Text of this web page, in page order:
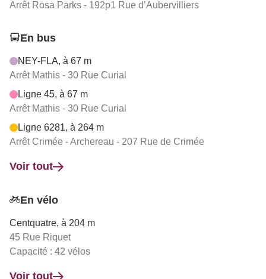
Arrêt Rosa Parks - 192p1 Rue d’Aubervilliers
En bus
NEY-FLA, à 67 m
Arrêt Mathis - 30 Rue Curial
Ligne 45, à 67 m
Arrêt Mathis - 30 Rue Curial
Ligne 6281, à 264 m
Arrêt Crimée - Archereau - 207 Rue de Crimée
Voir tout
En vélo
Centquatre, à 204 m
45 Rue Riquet
Capacité : 42 vélos
Voir tout